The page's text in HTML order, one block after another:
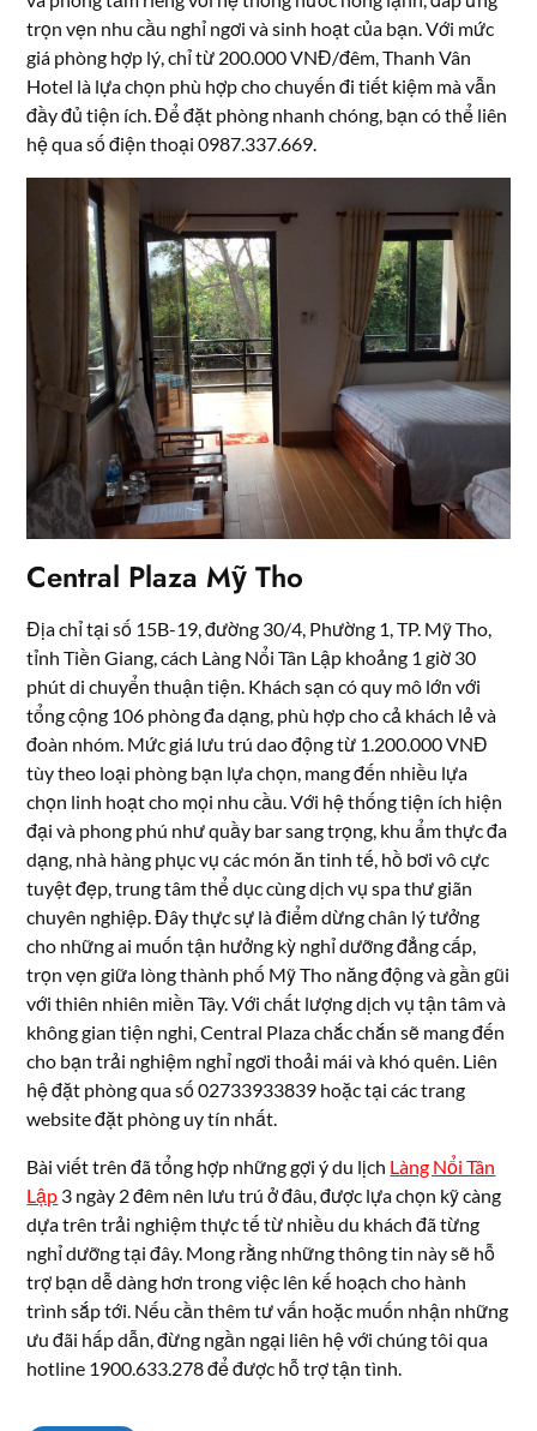
trọn vẹn nhu cầu nghỉ ngơi và sinh hoạt của bạn. Với mức
giá phòng hợp lý, chỉ từ 200.000 VNĐ/đêm, Thanh Vân
Hotel là lựa chọn phù hợp cho chuyến đi tiết kiệm mà vẫn
đầy đủ tiện ích. Để đặt phòng nhanh chóng, bạn có thể liên
hệ qua số điện thoại 0987.337.669.
Central Plaza Mỹ Tho
Địa chỉ tại số 15B-19, đường 30/4, Phường 1, TP. Mỹ Tho,
tỉnh Tiền Giang, cách Làng Nổi Tân Lập khoảng 1 giờ 30
phút di chuyển thuận tiện. Khách sạn có quy mô lớn với
tổng cộng 106 phòng đa dạng, phù hợp cho cả khách lẻ và
đoàn nhóm. Mức giá lưu trú dao động từ 1.200.000 VNĐ
tùy theo loại phòng bạn lựa chọn, mang đến nhiều lựa
chọn linh hoạt cho mọi nhu cầu. Với hệ thống tiện ích hiện
đại và phong phú như quầy bar sang trọng, khu ẩm thực đa
dạng, nhà hàng phục vụ các món ăn tinh tế, hồ bơi vô cực
tuyệt đẹp, trung tâm thể dục cùng dịch vụ spa thư giãn
chuyên nghiệp. Đây thực sự là điểm dừng chân lý tưởng
cho những ai muốn tận hưởng kỳ nghỉ dưỡng đẳng cấp,
trọn vẹn giữa lòng thành phố Mỹ Tho năng động và gần gũi
với thiên nhiên miền Tây. Với chất lượng dịch vụ tận tâm và
không gian tiện nghi, Central Plaza chắc chắn sẽ mang đến
cho bạn trải nghiệm nghỉ ngơi thoải mái và khó quên. Liên
hệ đặt phòng qua số 02733933839 hoặc tại các trang
website đặt phòng uy tín nhất.
Bài viết trên đã tổng hợp những gợi ý du lịch Làng Nổi Tân
Lập 3 ngày 2 đêm nên lưu trú ở đâu, được lựa chọn kỹ càng
dựa trên trải nghiệm thực tế từ nhiều du khách đã từng
nghỉ dưỡng tại đây. Mong rằng những thông tin này sẽ hỗ
trợ bạn dễ dàng hơn trong việc lên kế hoạch cho hành
trình sắp tới. Nếu cần thêm tư vấn hoặc muốn nhận những
ưu đãi hấp dẫn, đừng ngần ngại liên hệ với chúng tôi qua
hotline 1900.633.278 để được hỗ trợ tận tình.